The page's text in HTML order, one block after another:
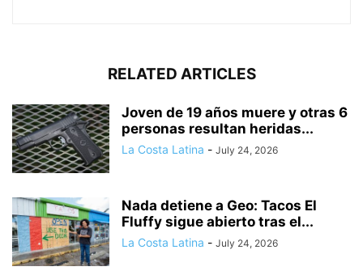
RELATED ARTICLES
Joven de 19 años muere y otras 6
personas resultan heridas...
La Costa Latina - July 24, 2026
Nada detiene a Geo: Tacos El
Fluffy sigue abierto tras el...
La Costa Latina - July 24, 2026